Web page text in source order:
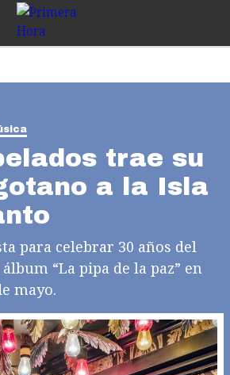
trae su
a la Isla
para celebrar 30 años del
“La pipa de la paz” en
mayo.